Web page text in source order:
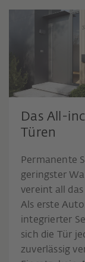
Das All-
Türen
Permanente
geringster
vereint all
Als erste
integrierter
sich die Tür
zuverlässig